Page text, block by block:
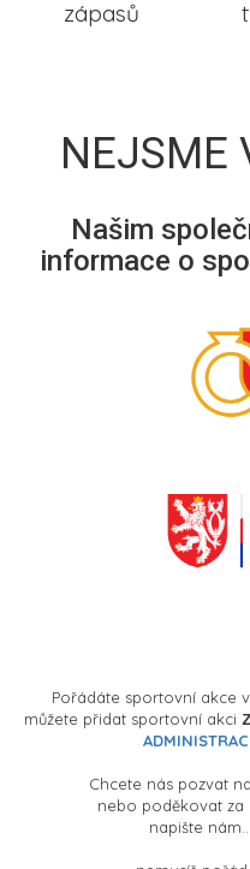
zápasů
NEJSME
Našim
informace o
Pořádáte sportovní akce
můžete přidat sportovní akci
Chcete nás pozvat
nebo poděkovat za
napište nám..